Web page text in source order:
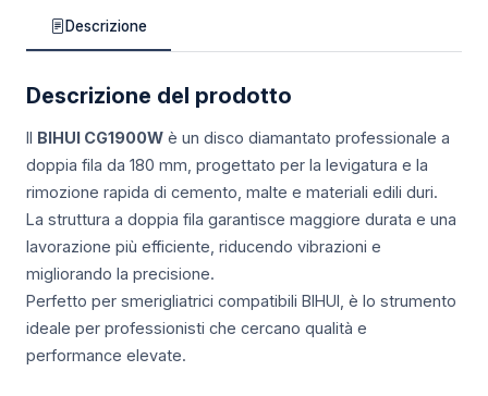
Descrizione
Descrizione del prodotto
Il BIHUI CG1900W è un disco diamantato professionale a
doppia fila da 180 mm, progettato per la levigatura e la
rimozione rapida di cemento, malte e materiali edili duri.
La struttura a doppia fila garantisce maggiore durata e una
lavorazione più efficiente, riducendo vibrazioni e
migliorando la precisione.
Perfetto per smerigliatrici compatibili BIHUI, è lo strumento
ideale per professionisti che cercano qualità e
performance elevate.